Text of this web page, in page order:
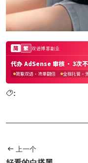
:
上一个